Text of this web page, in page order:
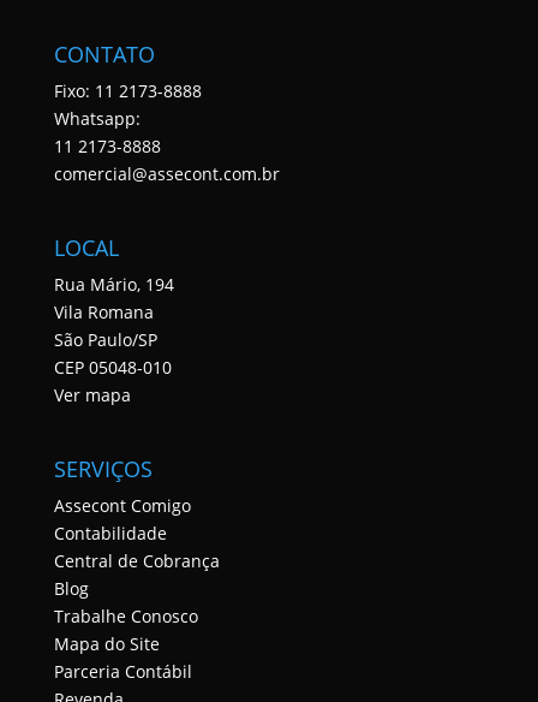
CONTATO
Fixo: 11 2173-8888
Whatsapp:
11 2173-8888
comercial@assecont.com.br
LOCAL
Rua Mário, 194
Vila Romana
São Paulo/SP
CEP 05048-010
Ver mapa
SERVIÇOS
Assecont Comigo
Contabilidade
Central de Cobrança
Blog
Trabalhe Conosco
Mapa do Site
Parceria Contábil